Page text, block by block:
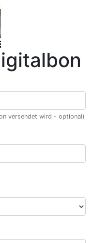
versendet wird - optional)